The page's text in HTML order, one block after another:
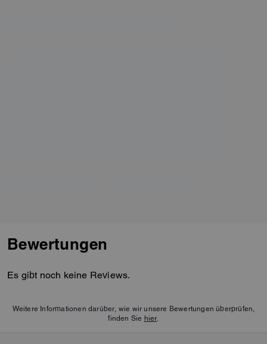
Bewertungen
Es gibt noch keine Reviews.
Weitere Informationen darüber, wie wir unsere Bewertungen überprüfen,
finden Sie hier.